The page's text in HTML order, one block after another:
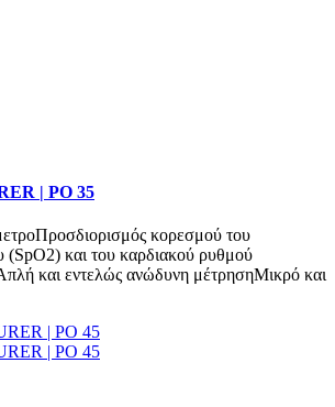
| PO 35
κορεσμού του
(SpO2) και του καρδιακού ρυθμού
και εντελώς ανώδυνη μέτρησηΜικρό και